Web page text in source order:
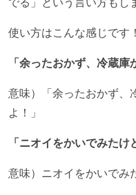
使い方はこんな感じです！
「余ったおかず、冷蔵庫
意味）「余ったおかず、
よ！」
「ニオイをかいでみたけ
意味）ニオイをかいでみ